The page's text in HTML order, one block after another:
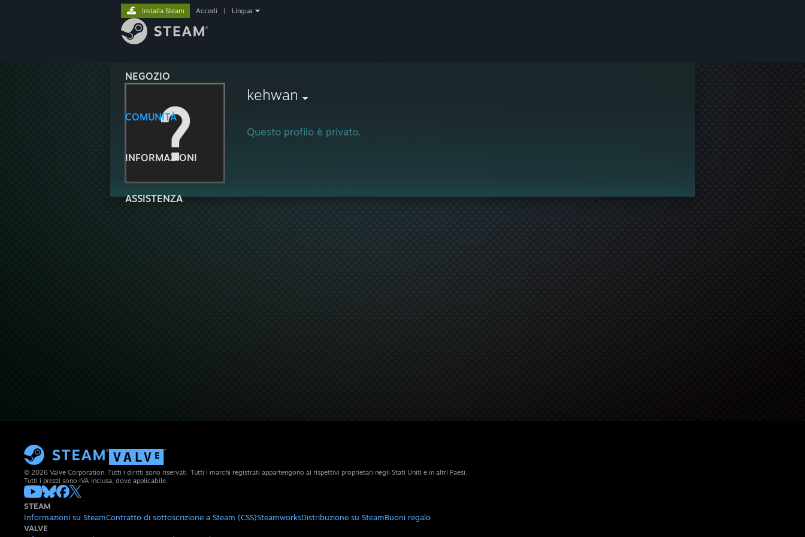
NEGOZIO
COMUNITÀ
INFORMAZIONI
ASSISTENZA
Installa Steam Accedi Lingua
kehwan
Questo profilo è privato.
© 2026 Valve Corporation. Tutti i diritti sono riservati. Tutti i marchi registrati appartengono ai rispettivi proprietari negli Stati Uniti e in altri Paesi.
Tutti i prezzi sono IVA inclusa, dove applicabile.
STEAM
Informazioni su SteamContratto di sottoscrizione a Steam (CSS)SteamworksDistribuzione su SteamBuoni regalo
VALVE